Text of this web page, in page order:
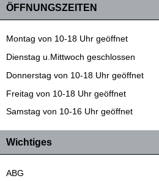
ÖFFNUNGSZEITEN
Montag von 10-18 Uhr geöffnet
Dienstag u.Mittwoch geschlossen
Donnerstag von 10-18 Uhr geöffnet
Freitag von 10-18 Uhr geöffnet
Samstag von 10-16 Uhr geöffnet
Wichtiges
ABG